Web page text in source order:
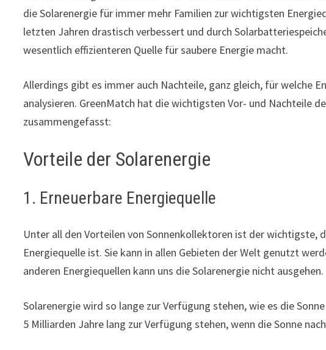
die Solarenergie für immer mehr Familien zur wichtigsten
letzten Jahren drastisch verbessert und durch
wesentlich effizienteren Quelle für saubere Energie macht.
Allerdings gibt es immer auch Nachteile, ganz gleich, für welche
analysieren. GreenMatch hat die wichtigsten Vor- und Nachteile
zusammengefasst:
Vorteile der Solarenergie
1. Erneuerbare Energiequelle
Unter all den Vorteilen von Sonnenkollektoren ist der wichtigste,
Energiequelle ist. Sie kann in allen Gebieten der Welt genutzt
anderen Energiequellen kann uns die Solarenergie nicht ausgehen.
Solarenergie wird so lange zur Verfügung stehen, wie es die
5 Milliarden Jahre lang zur Verfügung stehen, wenn die Sonne